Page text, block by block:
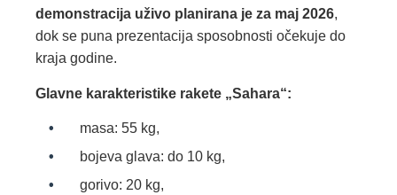
demonstracija uživo planirana je za maj 2026,
dok se puna prezentacija sposobnosti očekuje do
kraja godine.
Glavne karakteristike rakete „Sahara“:
masa: 55 kg,
bojeva glava: do 10 kg,
gorivo: 20 kg,